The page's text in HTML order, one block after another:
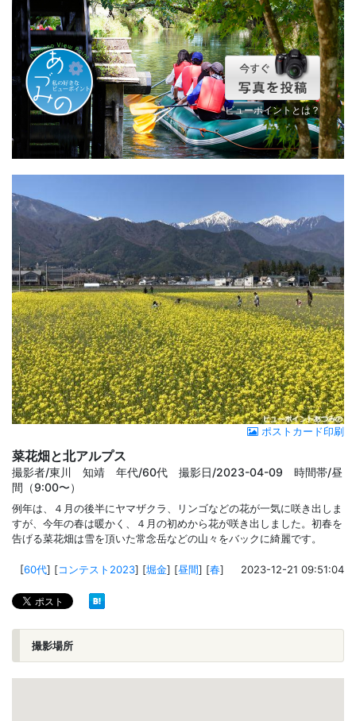
ビューポイントとは？
ポストカード印刷
菜花畑と北アルプス
撮影者/東川 知靖 年代/60代 撮影日/2023-04-09 時間帯/昼
間（9:00〜）
例年は、４月の後半にヤマザクラ、リンゴなどの花が一気に咲き出しま
すが、今年の春は暖かく、４月の初めから花が咲き出しました。初春を
告げる菜花畑は雪を頂いた常念岳などの山々をバックに綺麗です。
[60代] [コンテスト2023] [堀金] [昼間] [春] 2023-12-21 09:51:04
撮影場所